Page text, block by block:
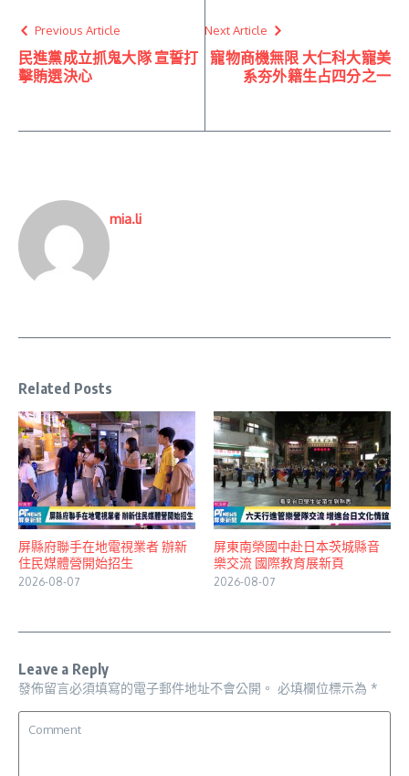
Previous Article
民進黨成立抓鬼大隊 宣誓打
擊賄選決心
Next Article
寵物商機無限 大仁科大寵美
系夯外籍生占四分之一
mia.li
Related Posts
屏縣府聯手在地電視業者 辦新
住民媒體營開始招生
2026-08-07
屏東南榮國中赴日本茨城縣音
樂交流 國際教育展新頁
2026-08-07
Leave a Reply
發佈留言必須填寫的電子郵件地址不會公開。 必填欄位標示為 *